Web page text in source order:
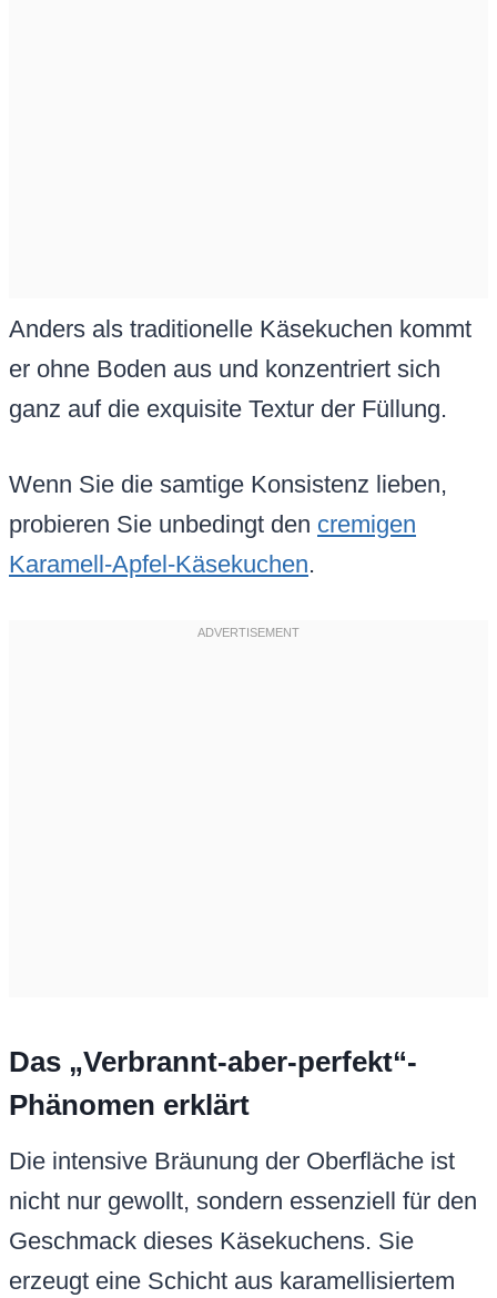
Anders als traditionelle Käsekuchen kommt
er ohne Boden aus und konzentriert sich
ganz auf die exquisite Textur der Füllung.
Wenn Sie die samtige Konsistenz lieben,
probieren Sie unbedingt den cremigen
Karamell-Apfel-Käsekuchen.
Das „Verbrannt-aber-perfekt“-
Phänomen erklärt
Die intensive Bräunung der Oberfläche ist
nicht nur gewollt, sondern essenziell für den
Geschmack dieses Käsekuchens. Sie
erzeugt eine Schicht aus karamellisiertem